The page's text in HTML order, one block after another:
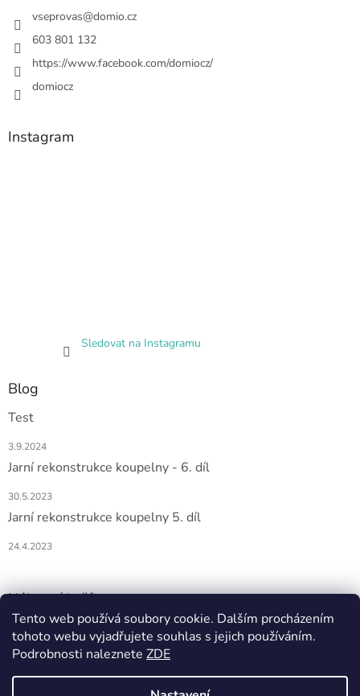
Tento web používá soubory cookie. Dalším procházením
tohoto webu vyjadřujete souhlas s jejich používáním.
Podrobnosti naleznete ZDE
vseprovas@domio.cz
603 801 132
https://www.facebook.com/domiocz/
domiocz
Instagram
Sledovat na Instagramu
Blog
Test
3.9.2024
Jarní rekonstrukce koupelny - 6. díl
30.5.2023
Jarní rekonstrukce koupelny 5. díl
24.4.2023
Nákupní košík
0KS /0 KČ